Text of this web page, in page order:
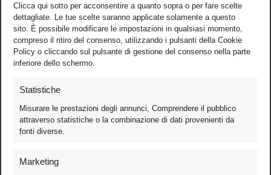
Clicca qui sotto per acconsentire a quanto sopra o per fare scelte
dettagliate. Le tue scelte saranno applicate solamente a questo
sito. È possibile modificare le impostazioni in qualsiasi momento,
compreso il ritiro del consenso, utilizzando i pulsanti della Cookie
Policy o cliccando sul pulsante di gestione del consenso nella parte
inferiore dello schermo.
Statistiche
Misurare le prestazioni degli annunci, Comprendere il pubblico
attraverso statistiche o la combinazione di dati provenienti da
fonti diverse.
Marketing